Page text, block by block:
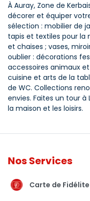
À Auray, Zone de
décorer et équiper
sélection : mobilier de
tapis et textiles pour la
et chaises ; vases,
oublier : décorations
accessoires animaux
cuisine et arts de la
de WC. Collections
envies. Faites un tour à
la maison et les loisirs.
Nos Services
Carte de Fidélite